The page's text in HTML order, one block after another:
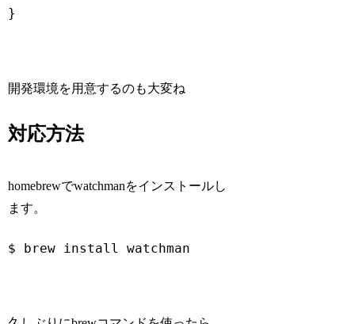
}
開発環境を用意するのも大変ね
対応方法
homebrewでwatchmanをインストールし
ます。
$ brew install watchman